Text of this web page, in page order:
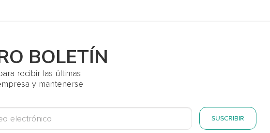
BOLETÍN
recibir las últimas
y mantenerse
SUSCRIBIR